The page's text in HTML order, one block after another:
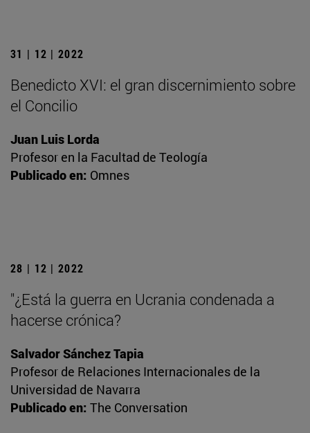
31 | 12 | 2022
Benedicto XVI: el gran discernimiento sobre
el Concilio
Juan Luis Lorda
Profesor en la Facultad de Teología
Publicado en: Omnes
28 | 12 | 2022
"¿Está la guerra en Ucrania condenada a
hacerse crónica?
Salvador Sánchez Tapia
Profesor de Relaciones Internacionales de la
Universidad de Navarra
Publicado en: The Conversation